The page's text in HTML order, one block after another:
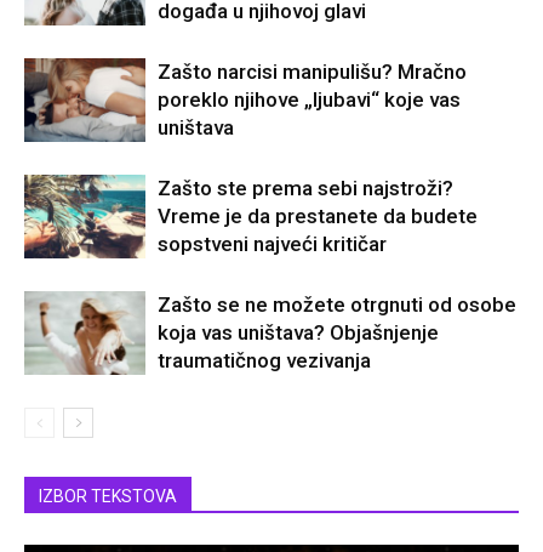
događa u njihovoj glavi
Zašto narcisi manipulišu? Mračno
poreklo njihove „ljubavi“ koje vas
uništava
Zašto ste prema sebi najstroži?
Vreme je da prestanete da budete
sopstveni najveći kritičar
Zašto se ne možete otrgnuti od osobe
koja vas uništava? Objašnjenje
traumatičnog vezivanja
IZBOR TEKSTOVA